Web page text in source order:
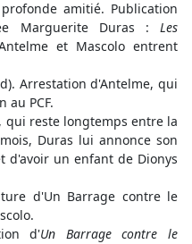
amitié. Publication
Marguerite Duras : Les
et Mascolo entrent
Arrestation d'Antelme, qui
au PCF.
qui reste longtemps entre la
Duras lui annonce son
d'avoir un enfant de Dionys
d'Un Barrage contre le
d'Un Barrage contre le